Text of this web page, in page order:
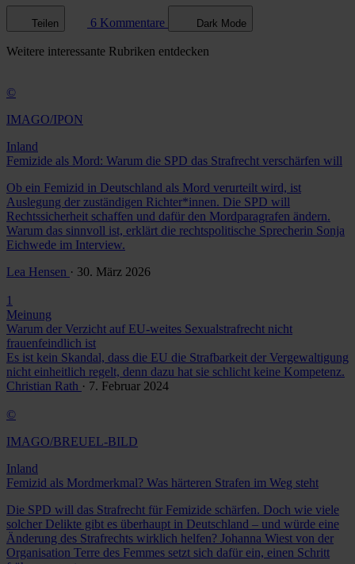
Teilen 6 Kommentare Dark Mode
Weitere interessante Rubriken entdecken
©
IMAGO/IPON
Inland
Femizide als Mord: Warum die SPD das Strafrecht verschärfen will
Ob ein Femizid in Deutschland als Mord verurteilt wird, ist
Auslegung der zuständigen Richter*innen. Die SPD will
Rechtssicherheit schaffen und dafür den Mordparagrafen ändern.
Warum das sinnvoll ist, erklärt die rechtspolitische Sprecherin Sonja
Eichwede im Interview.
Lea Hensen · 30. März 2026
1
Meinung
Warum der Verzicht auf EU-weites Sexualstrafrecht nicht
frauenfeindlich ist
Es ist kein Skandal, dass die EU die Strafbarkeit der Vergewaltigung
nicht einheitlich regelt, denn dazu hat sie schlicht keine Kompetenz.
Christian Rath · 7. Februar 2024
©
IMAGO/BREUEL-BILD
Inland
Femizid als Mordmerkmal? Was härteren Strafen im Weg steht
Die SPD will das Strafrecht für Femizide schärfen. Doch wie viele
solcher Delikte gibt es überhaupt in Deutschland – und würde eine
Änderung des Strafrechts wirklich helfen? Johanna Wiest von der
Organisation Terre des Femmes setzt sich dafür ein, einen Schritt